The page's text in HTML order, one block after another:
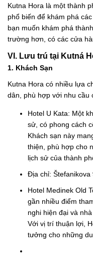
Kutna Hora là một thành
phổ biến để khám phá
bạn muốn khám phá
trường hơn, có các cửa
VI. Lưu trú tại Kutná
1. Khách Sạn
Kutna Hora có nhiều lựa
dân, phù hợp với nhu cầu
Hotel U Kata: Một
sử, có phong cách
Khách sạn này
thiện, phù hợp cho
lịch sử của thành
Địa chỉ: Štefanikova
Hotel Medinek Old
gần nhiều điểm
nghi hiện đại và
Với vị trí thuận lợi,
tưởng cho những